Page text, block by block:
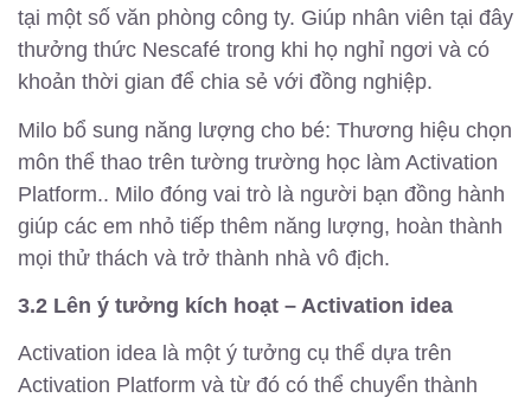
tại một số văn phòng công ty. Giúp nhân viên tại đây
thưởng thức Nescafé trong khi họ nghỉ ngơi và có
khoản thời gian để chia sẻ với đồng nghiệp.
Milo bổ sung năng lượng cho bé: Thương hiệu chọn
môn thể thao trên tường trường học làm Activation
Platform.. Milo đóng vai trò là người bạn đồng hành
giúp các em nhỏ tiếp thêm năng lượng, hoàn thành
mọi thử thách và trở thành nhà vô địch.
3.2 Lên ý tưởng kích hoạt – Activation idea
Activation idea là một ý tưởng cụ thể dựa trên
Activation Platform và từ đó có thể chuyển thành